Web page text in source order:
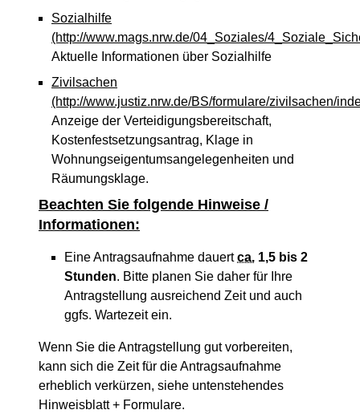
Sozialhilfe
(http://www.mags.nrw.de/04_Soziales/
Aktuelle Informationen über Sozialhilfe
Zivilsachen
(http://www.justiz.nrw.de/BS/formulare/zivilsachen/
Anzeige der Verteidigungsbereitschaft,
Kostenfestsetzungsantrag, Klage in
Wohnungseigentumsangelegenheiten und
Räumungsklage.
Beachten Sie folgende Hinweise /
Informationen:
Eine Antragsaufnahme dauertca. 1,5 bis 2
Stunden. Bitte planen Sie daher für Ihre
Antragstellung ausreichend Zeit und auch
ggfs. Wartezeit ein.
Wenn Sie die Antragstellung gut vorbereiten,
kann sich die Zeit für die Antragsaufnahme
erheblich verkürzen, siehe untenstehendes
Hinweisblatt + Formulare.